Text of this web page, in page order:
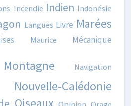
Incendie Indien Indonésie
Langues Livre Marées
Maurice Mécanique
Montagne Navigation
Nouvelle-Calédonie
Oiseaux Opinion Orage